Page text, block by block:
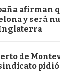
afirman
y será
de